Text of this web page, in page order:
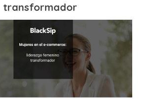
transformador